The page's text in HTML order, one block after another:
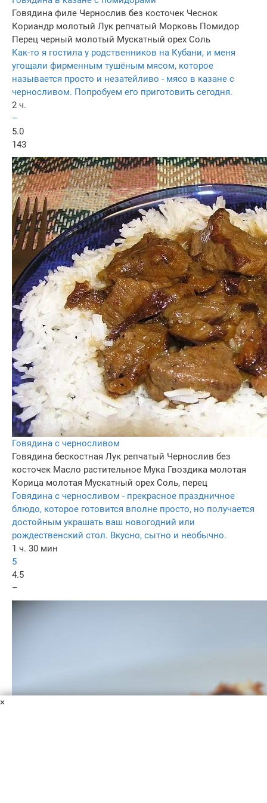
Говядина филе Чернослив без косточек Чеснок
Кориандр молотый Лук репчатый Морковь Помидор
Перец черный молотый Мускатный орех Соль
Как-то я гостила у родственников на Кубани, и меня
угощали фирменным тушёным мясом, которое
называется просто и незатейливо - мясо в казане с
черносливом. Попробуем его приготовить сегодня.
2 ч.
–
5.0
143
Говядина с черносливом
Говядина бескостная Лук репчатый Чернослив без
косточек Масло растительное Мука Гвоздика молотая
Корица молотая Мускатный орех Соль, перец
Говядина с черносливом - прекрасное праздничное
блюдо, которое готовится вполне просто, но получается
достойным украшать ваш новогодний или
рождественский стол. Вкусно, сытно и необычно.
1 ч. 30 мин
5
4.5
–
×